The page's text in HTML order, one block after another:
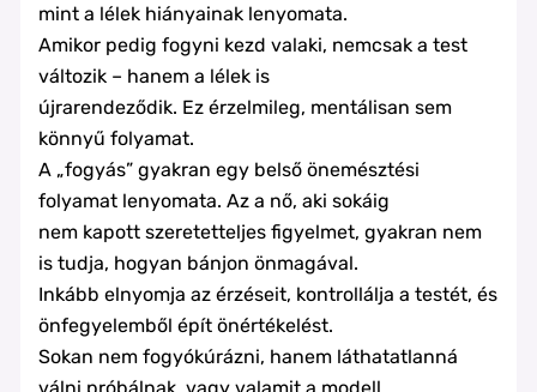
mint a lélek hiányainak lenyomata.
Amikor pedig fogyni kezd valaki, nemcsak a test
változik – hanem a lélek is
újrarendeződik. Ez érzelmileg, mentálisan sem
könnyű folyamat.
A „fogyás” gyakran egy belső önemésztési
folyamat lenyomata. Az a nő, aki sokáig
nem kapott szeretetteljes figyelmet, gyakran nem
is tudja, hogyan bánjon önmagával.
Inkább elnyomja az érzéseit, kontrollálja a testét, és
önfegyelemből épít önértékelést.
Sokan nem fogyókúrázni, hanem láthatatlanná